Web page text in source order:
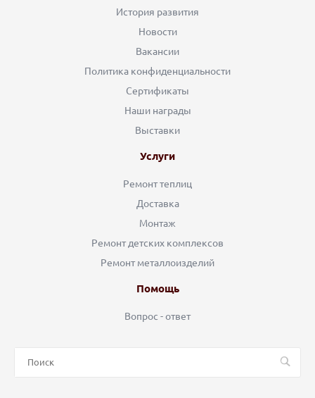
История развития
Новости
Вакансии
Политика конфиденциальности
Сертификаты
Наши награды
Выставки
Услуги
Ремонт теплиц
Доставка
Монтаж
Ремонт детских комплексов
Ремонт металлоизделий
Помощь
Вопрос - ответ